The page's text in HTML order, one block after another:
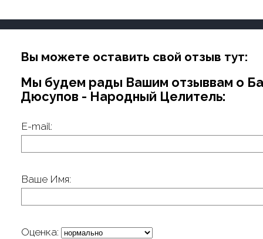
Вы можете оставить свой отзыв тут:
Мы будем рады Вашим отзыввам о
Дюсупов - Народный Целитель:
E-mail:
Ваше Имя:
Оценка: